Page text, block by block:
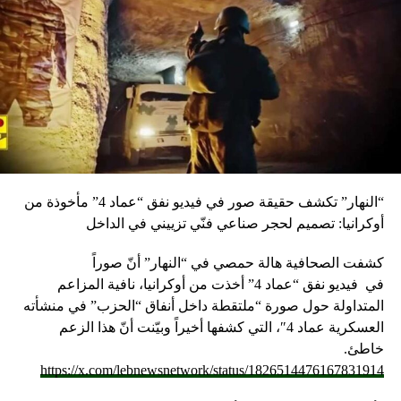
“النهار” تكشف حقيقة صور في فيديو نفق “عماد 4” مأخوذة من
أوكرانيا: تصميم لحجر صناعي فنّي تزييني في الداخل
كشفت الصحافية هالة حمصي في “النهار” أنّ صوراً
في فيديو
نفق “عماد 4” أخذت من أوكرانيا، نافية المزاعم
المتداولة حول صورة “ملتقطة داخل أنفاق “الحزب” في منشأته
العسكرية عماد 4″، التي كشفها أخيراً وبيّنت أنّ هذا الزعم
خاطئ.
https://x.com/lebnewsnetwork/status/1826514476167831914